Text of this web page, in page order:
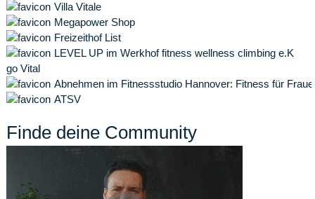
Villa Vitale
Megapower Shop
Freizeithof List
LEVEL UP im Werkhof fitness wellness climbing e.K
go Vital
Abnehmen im Fitnessstudio Hannover: Fitness für
ATSV
Finde deine Community